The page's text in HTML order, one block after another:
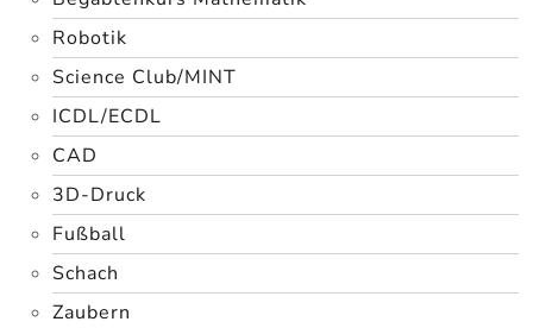
Robotik
Science Club/MINT
ICDL/ECDL
CAD
3D-Druck
Fußball
Schach
Zaubern